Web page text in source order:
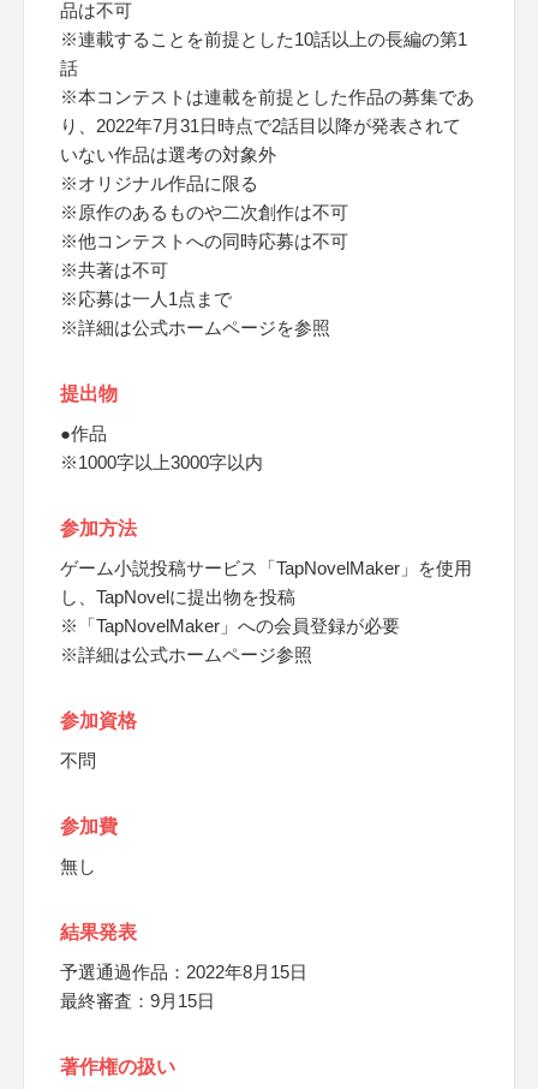
品は不可
※連載することを前提とした10話以上の長編の第1
話
※本コンテストは連載を前提とした作品の募集であ
り、2022年7月31日時点で2話目以降が発表されて
いない作品は選考の対象外
※オリジナル作品に限る
※原作のあるものや二次創作は不可
※他コンテストへの同時応募は不可
※共著は不可
※応募は一人1点まで
※詳細は公式ホームページを参照
提出物
●作品
※1000字以上3000字以内
参加方法
ゲーム小説投稿サービス「TapNovelMaker」を使用
し、TapNovelに提出物を投稿
※「TapNovelMaker」への会員登録が必要
※詳細は公式ホームページ参照
参加資格
不問
参加費
無し
結果発表
予選通過作品：2022年8月15日
最終審査：9月15日
著作権の扱い